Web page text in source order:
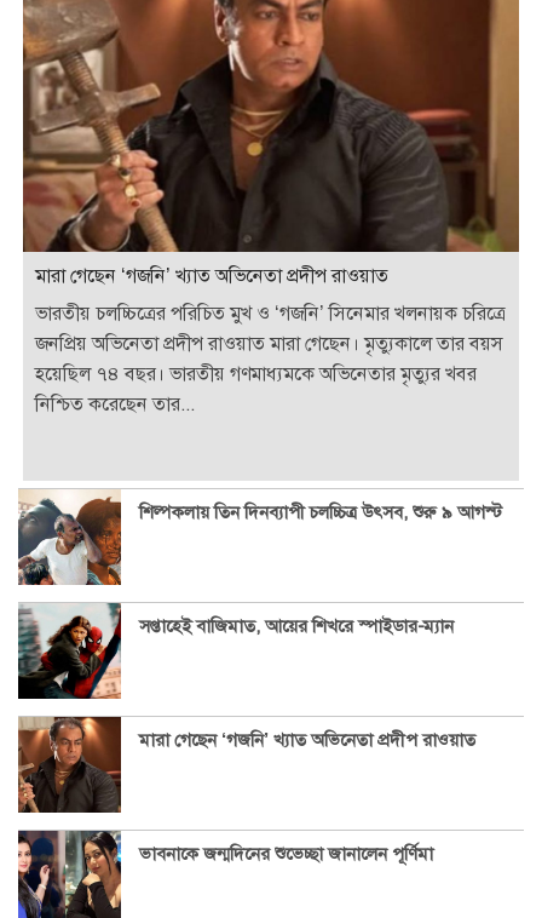
মারা গেছেন ‘গজনি’ খ্যাত অভিনেতা প্রদীপ রাওয়াত
ভারতীয় চলচ্চিত্রের পরিচিত মুখ ও ‘গজনি’ সিনেমার খলনায়ক চরিত্রে
জনপ্রিয় অভিনেতা প্রদীপ রাওয়াত মারা গেছেন। মৃত্যুকালে তার বয়স
হয়েছিল ৭৪ বছর। ভারতীয় গণমাধ্যমকে অভিনেতার মৃত্যুর খবর
নিশ্চিত করেছেন তার...
শিল্পকলায় তিন দিনব্যাপী চলচ্চিত্র উৎসব, শুরু ৯ আগস্ট
সপ্তাহেই বাজিমাত, আয়ের শিখরে স্পাইডার-ম্যান
মারা গেছেন ‘গজনি’ খ্যাত অভিনেতা প্রদীপ রাওয়াত
ভাবনাকে জন্মদিনের শুভেচ্ছা জানালেন পূর্ণিমা